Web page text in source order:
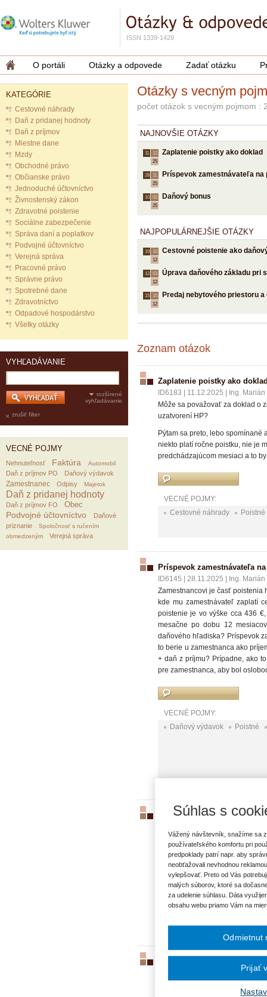
ISSN 1339-1429
O portáli Otázky a odpovede Zadať otázku
KATEGÓRIE
Cestovné náhrady
Daň z pridanej hodnoty
Daň z príjmov
Miestne dane
Mzdy
Obchodné právo
Občianske právo
Jednoduché účtovníctvo
Živnostenský zákon
Zdravotné poistenie
Sociálne zabezpečenie
Správa daní a poplatkov
Podvojné účtovníctvo
Verejná správa
Pracovné právo
Správne právo
Spotrebné dane
Zdravotníctvo
Odpadové hospodárstvo
Všetky otázky
VYHĽADÁVANIE
rozšírené
vyhľadávanie
zrušiť filter
VECNÉ POJMY
Nehnuteľnosť Faktúra Automobil
Daň z príjmov PO Daňový výdavok
Zamestnanec Odpisy Majetok
Daň z pridanej hodnoty
Daň z príjmov FO Obec
Podvojné účtovníctvo
Daňové
priznanie
Spoločnosť s ručením
obmedzeným
Verejná správa
Otázky s vecným
počet otázok s vecným pojmom :
NAJNOVŠIE OTÁZKY
11. 12.
25
Zaplatenie poistky ako doklad
28. 11.
25
Príspevok zamestnávateľa na
10. 02.
25
Daňový bonus
NAJPOPULÁRNEJŠIE OTÁZKY
19. 10.
12
Cestovné poistenie ako
12. 03.
12
Úprava daňového základu pri
15. 10.
12
Predaj nebytového priestoru a
Zoznam otázok
Zaplatenie poistky ako
ID6183 11.12.2025
Ing.
Môže sa považovať za doklad o
uzatvorení HP?
Pýtam sa preto, lebo spomínané
niekto platí ročne poistku, nie je
predchádzajúcom mesiaci a to
VECNÉ POJMY:
Cestovné náhrady
Poistné
Príspevok zamestnávateľa
ID6145 28.11.2025
Ing.
Zamestnancovi je časť poistenia
kde mu zamestnávateľ zaplatí
poistenie je vo výške cca 436
mesačne po dobu 12
daňového hľadiska? Príspevok
to berie u zamestnanca ako
+ daň z príjmu? Prípadne, ako
pre zamestnanca, aby bol
VECNÉ POJMY:
Daňový výdavok
Poistné
Daňový bonus
Dobrý deň, prosím o radu pri
január 2025. Na internete sú
VECNÉ POJMY:
Daňový bonus
Poistné
Ing. Iveta
Súhlas s
Vážený návštevník, snažíme sa
používateľského komfortu pri
predpoklady patrí napr. aby
neobťažovali nevhodnou
vylepšovať. Preto od Vás
malých súborov, ktoré sa
za udelenie súhlasu. Dáta
obsahu webu priamo Vám na
Odmietnut
Prijať